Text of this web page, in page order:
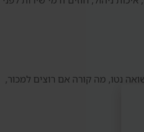
נטו, מה קורה אם רוצים למכור,